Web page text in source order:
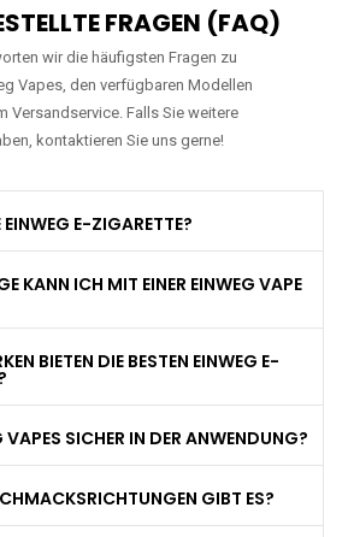
FRAGEN (FAQ)
wir die häufigsten Fragen zu
Vapes, den verfügbaren Modellen
Versandservice. Falls Sie weitere
kontaktieren Sie uns gerne!
EINWEG E-ZIGARETTE?
KANN ICH MIT EINER EINWEG VAPE
BIETEN DIE BESTEN EINWEG E-
VAPES SICHER IN DER ANWENDUNG?
GIBT ES?